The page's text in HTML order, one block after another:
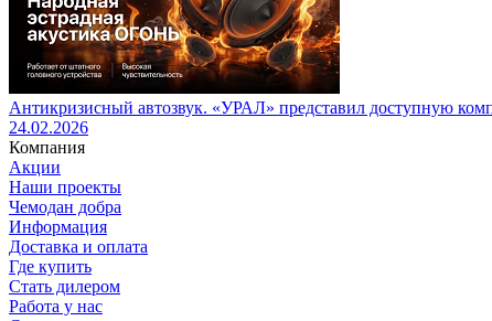
Антикризисный автозвук. «УРАЛ» представил доступную
24.02.2026
Компания
Акции
Наши проекты
Чемодан добра
Информация
Доставка и оплата
Где купить
Стать дилером
Работа у нас